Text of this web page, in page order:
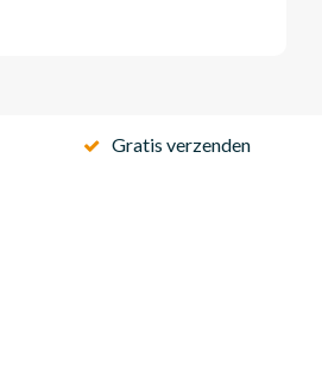
Gratis verzenden